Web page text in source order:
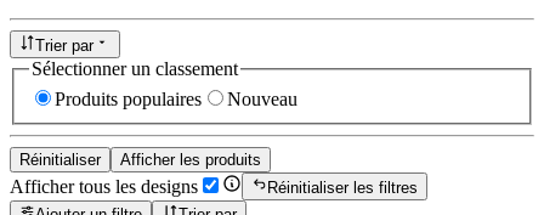
Trier par
Sélectionner un classement
Produits populaires
Nouveau
Réinitialiser Afficher les produits
Afficher tous les designs
Réinitialiser les filtres